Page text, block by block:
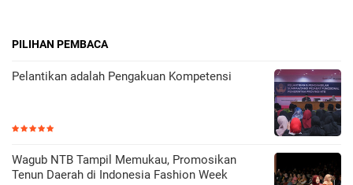
PILIHAN PEMBACA
Pelantikan adalah Pengakuan Kompetensi
Wagub NTB Tampil Memukau, Promosikan
Tenun Daerah di Indonesia Fashion Week